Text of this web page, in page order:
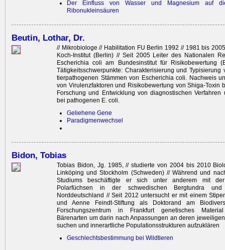
Der Einfluss von Wasser und Magnesium auf
Ribonukleinsäuren
Beutin, Lothar, Dr.
// Mikrobiologe // Habilitation FU Berlin 1992 // 1981 bis
Koch-Institut (Berlin) // Seit 2005 Leiter des Nationalen
Escherichia coli am Bundesinstitut für Risikobewertung
Tätigkeitsschwerpunkte: Charakterisierung und Typisierung
tierpathogenen Stämmen von Escherichia coli. Nachweis
von Virulenzfaktoren und Risikobewertung von Shiga-Toxin
Forschung und Entwicklung von diagnostischen Verfahren
bei pathogenen E. coli.
Geliehene Gene
Paradigmenwechsel
Bidon, Tobias
Tobias Bidon, Jg. 1985, // studierte von 2004 bis 2010
Linköping und Stockholm (Schweden) // Während und
Studiums beschäftigte er sich unter anderem mit
Polarfüchsen in der schwedischen Bergtundra
Norddeutschland // Seit 2012 untersucht er mit einem
und Aenne Feindt-Stiftung als Doktorand am
Forschungszentrum in Frankfurt genetisches
Bärenarten um darin nach Anpassungen an deren
suchen und innerartliche Populationsstrukturen aufzuklären
Geschlechtsbestimmung bei Wildtieren